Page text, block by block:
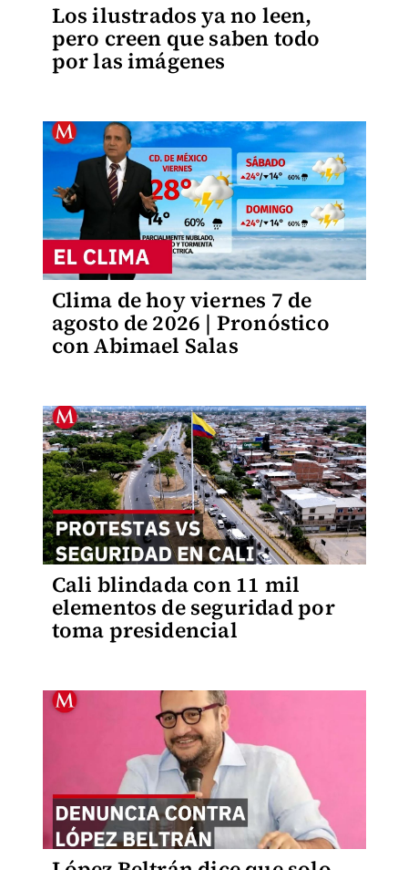
Los ilustrados ya no leen,
pero creen que saben todo
por las imágenes
Clima de hoy viernes 7 de
agosto de 2026 | Pronóstico
con Abimael Salas
Cali blindada con 11 mil
elementos de seguridad por
toma presidencial